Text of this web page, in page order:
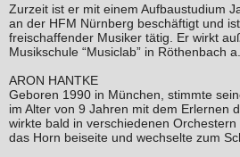
Zurzeit ist er mit einem Aufbaustudium
an der HFM Nürnberg beschäftigt und
freischaffender Musiker tätig. Er wirkt
Musikschule “Musiclab” in Röthenbach
ARON HANTKE
Geboren 1990 in München, stimmte
im Alter von 9 Jahren mit dem Erlernen
wirkte bald in verschiedenen
das Horn beiseite und wechselte zum